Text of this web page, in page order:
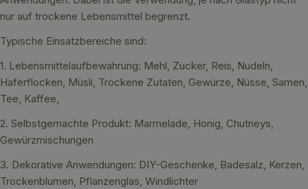
nur auf trockene Lebensmittel begrenzt.
Typische Einsatzbereiche sind:
1. Lebensmittelaufbewahrung: Mehl, Zucker, Reis, Nudeln,
Haferflocken, Müsli, Trockene Zutaten, Gewürze, Nüsse, Samen,
Tee, Kaffee,
2. Selbstgemachte Produkt: Marmelade, Honig, Chutneys,
Gewürzmischungen
3. Dekorative Anwendungen: DIY-Geschenke, Badesalz, Kerzen,
Trockenblumen, Pflanzenglas, Windlichter